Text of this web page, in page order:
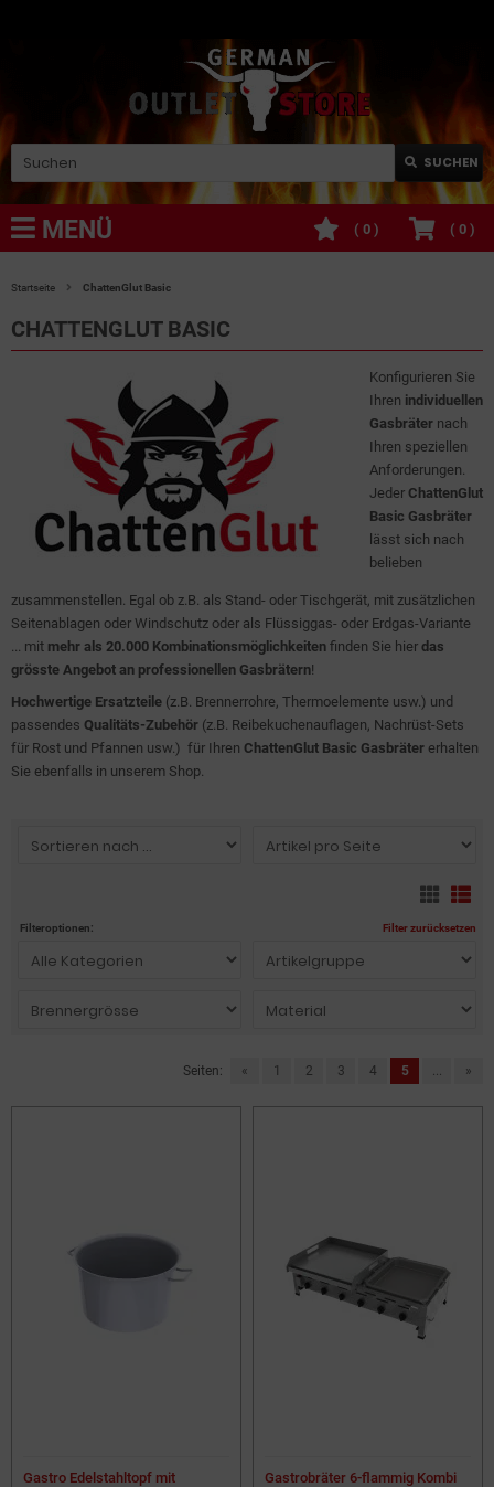
SUCHEN
MENÜ ( 0 )
( 0 )
Startseite ChattenGlut Basic
CHATTENGLUT BASIC
Konfigurieren Sie
Ihren individuellen
Gasbräter nach
Ihren speziellen
Anforderungen.
Jeder ChattenGlut
Basic Gasbräter
lässt sich nach
belieben
zusammenstellen. Egal ob z.B. als Stand- oder Tischgerät, mit zusätzlichen
Seitenablagen oder Windschutz oder als Flüssiggas- oder Erdgas-Variante
... mit mehr als 20.000 Kombinationsmöglichkeiten finden Sie hier das
grösste Angebot an professionellen Gasbrätern!
Hochwertige Ersatzteile (z.B. Brennerrohre, Thermoelemente usw.) und
passendes Qualitäts-Zubehör (z.B. Reibekuchenauflagen, Nachrüst-Sets
für Rost und Pfannen usw.) für Ihren ChattenGlut Basic Gasbräter erhalten
Sie ebenfalls in unserem Shop.
Filteroptionen: Filter zurücksetzen
Seiten: « 1 2 3 4 5 ... »
Gastro Edelstahltopf mit
Gastrobräter 6-flammig Kombi